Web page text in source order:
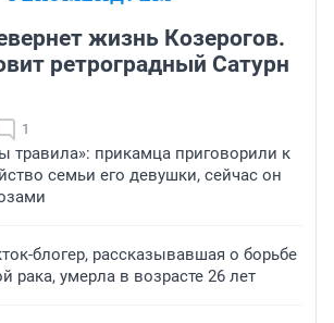
жизнь Козерогов.
ретроградный Сатурн
1
травила»: прикамца приговорили к
семьи его девушки, сейчас он
блогер, рассказывавшая о борьбе
рака, умерла в возрасте 26 лет